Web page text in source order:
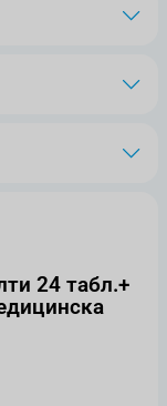
24 табл.+